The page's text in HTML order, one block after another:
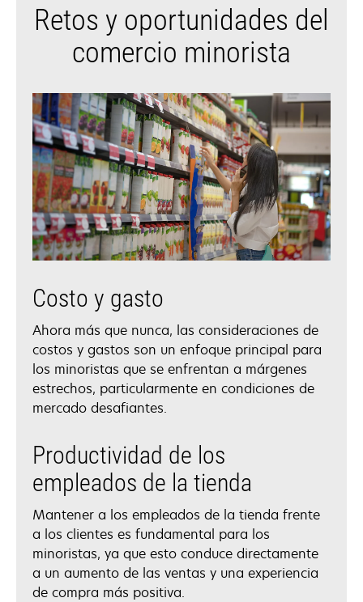
Retos y oportunidades del
comercio minorista
Costo y gasto
Ahora más que nunca, las consideraciones de
costos y gastos son un enfoque principal para
los minoristas que se enfrentan a márgenes
estrechos, particularmente en condiciones de
mercado desafiantes.
Productividad de los
empleados de la tienda
Mantener a los empleados de la tienda frente
a los clientes es fundamental para los
minoristas, ya que esto conduce directamente
a un aumento de las ventas y una experiencia
de compra más positiva.